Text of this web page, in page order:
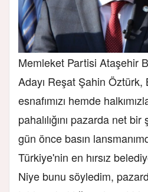
Memleket Partisi Ataşehir
Adayı Reşat Şahin
esnafımızı hemde
pahalılığını pazarda net
gün önce basın
Türkiye'nin en hırsız
Niye bunu söyledim,